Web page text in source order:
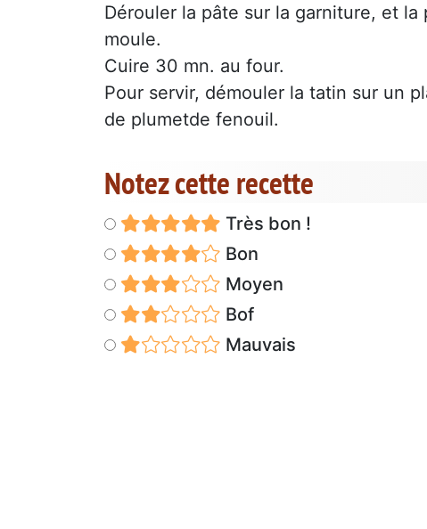
Dérouler la pâte sur la garniture, et
moule.
Cuire 30 mn. au four.
Pour servir, démouler la tatin sur un
de plumetde fenouil.
Notez cette recette
Très bon !
Bon
Moyen
Bof
Mauvais